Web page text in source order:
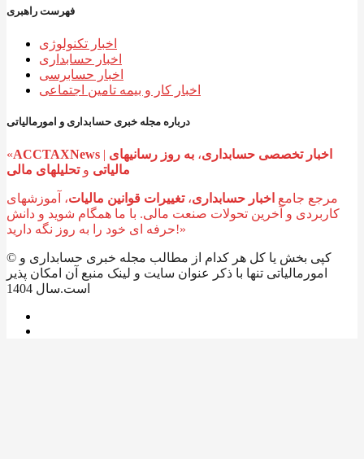
فهرست راهبری
اخبار تکنولوژی
اخبار حسابداری
اخبار حسابرسی
اخبار کار و بیمه تامین اجتماعی
درباره مجله خبری حسابداری و امورمالیاتی
«ACCTAXNews اخبار تخصصی حسابداری، به روز رسانیهای
مالیاتی و
مرجع جامع اخبار حسابداری،تغییرات قوانین مالیات، آموزشهای
کاربردی و آخرین تحولات صنعت مالی. با ما همگام شوید و دانش
حرفه ای خود را به روز نگه دارید!»
© کپی بخش یا کل هر کدام از مطالب مجله خبری حسابداری و
امورمالیاتی تنها با ذکر عنوان سایت و لینک منبع آن امکان پذیر
است.سال 1404